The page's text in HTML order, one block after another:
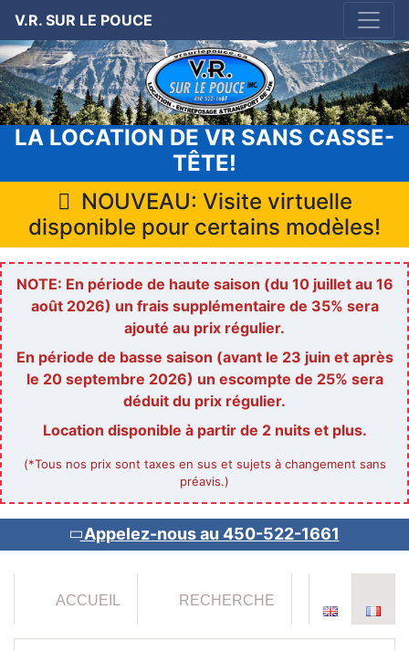
V.R. SUR LE POUCE
LA LOCATION DE VR SANS CASSE-
TÊTE!
NOUVEAU: Visite virtuelle
disponible pour certains modèles!
NOTE: En période de haute saison (du 10 juillet au 16
août 2026) un frais supplémentaire de 35% sera
ajouté au prix régulier.
En période de basse saison (avant le 23 juin et après
le 20 septembre 2026) un escompte de 25% sera
déduit du prix régulier.
Location disponible à partir de 2 nuits et plus.
(*Tous nos prix sont taxes en sus et sujets à changement sans
préavis.)
Appelez-nous au 450-522-1661
ACCUEIL RECHERCHE